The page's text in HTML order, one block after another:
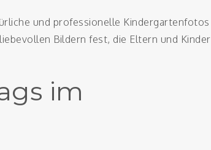
und professionelle Kindergartenfotos
Bildern fest, die Eltern und Kinder
im